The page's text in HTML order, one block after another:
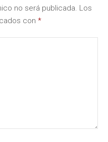
no será publicada. Los
con *